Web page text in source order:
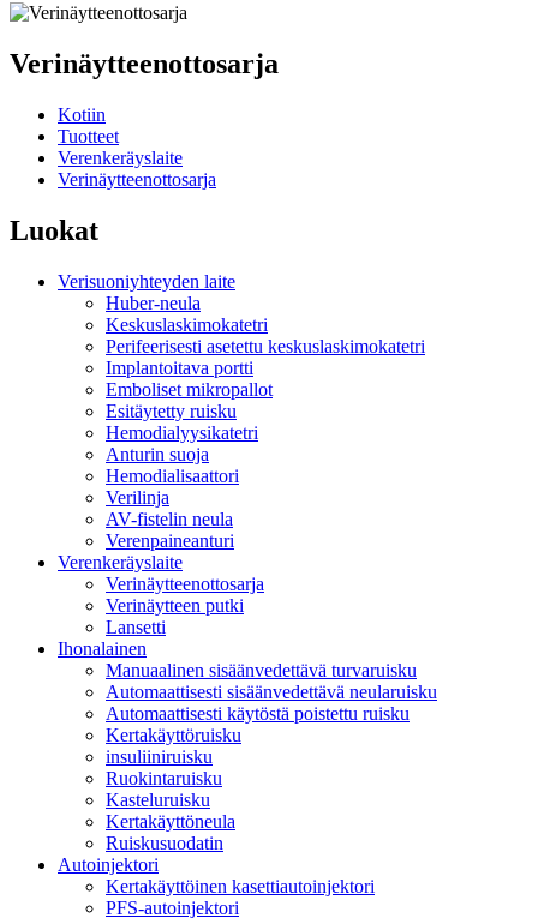
Verinäytteenottosarja
Kotiin
Tuotteet
Verenkeräyslaite
Verinäytteenottosarja
Luokat
Verisuoniyhteyden laite
Huber-neula
Keskuslaskimokatetri
Perifeerisesti asetettu keskuslaskimokatetri
Implantoitava portti
Emboliset mikropallot
Esitäytetty ruisku
Hemodialyysikatetri
Anturin suoja
Hemodialisaattori
Verilinja
AV-fistelin neula
Verenpaineanturi
Verenkeräyslaite
Verinäytteenottosarja
Verinäytteen putki
Lansetti
Ihonalainen
Manuaalinen sisäänvedettävä turvaruisku
Automaattisesti sisäänvedettävä neularuisku
Automaattisesti käytöstä poistettu ruisku
Kertakäyttöruisku
insuliiniruisku
Ruokintaruisku
Kasteluruisku
Kertakäyttöneula
Ruiskusuodatin
Autoinjektori
Kertakäyttöinen kasettiautoinjektori
PFS-autoinjektori